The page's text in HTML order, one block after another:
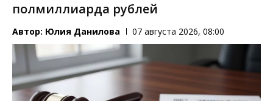
полмиллиарда рублей
Автор: Юлия Данилова 07 августа 2026, 08:00